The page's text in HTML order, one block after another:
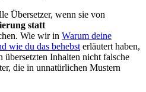
Übersetzer, wenn sie von
statt
Wie wir in Warum deine
wie du das behebst erläutert haben,
übersetzten Inhalten nicht falsche
die in unnatürlichen Mustern